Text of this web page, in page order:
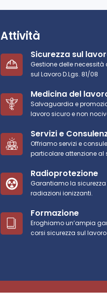
Attività
Sicurezza sul
Gestione delle necessità
sul Lavoro D.Lgs. 81/08
Medicina del
Salvaguardia e
lavoro sicuro e non
Servizi e
Offriamo servizi e
particolare attenzione al
Radioprotezione
Garantiamo la
radiazioni ionizzanti.
Formazione
Eroghiamo un’ampia
corsi sicurezza sul lavoro